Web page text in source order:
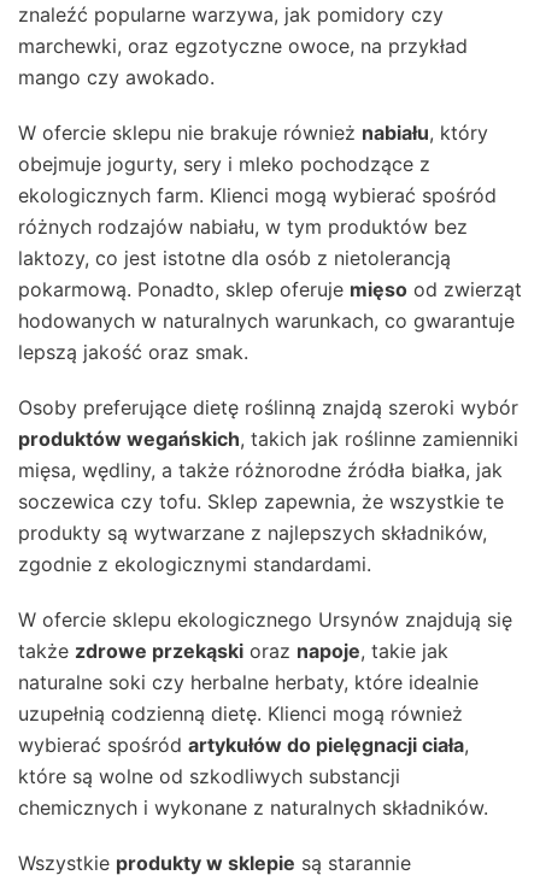
znaleźć popularne warzywa, jak pomidory czy
marchewki, oraz egzotyczne owoce, na przykład
mango czy awokado.
W ofercie sklepu nie brakuje również nabiału, który
obejmuje jogurty, sery i mleko pochodzące z
ekologicznych farm. Klienci mogą wybierać spośród
różnych rodzajów nabiału, w tym produktów bez
laktozy, co jest istotne dla osób z nietolerancją
pokarmową. Ponadto, sklep oferuje mięso od zwierząt
hodowanych w naturalnych warunkach, co gwarantuje
lepszą jakość oraz smak.
Osoby preferujące dietę roślinną znajdą szeroki wybór
produktów wegańskich, takich jak roślinne zamienniki
mięsa, wędliny, a także różnorodne źródła białka, jak
soczewica czy tofu. Sklep zapewnia, że wszystkie te
produkty są wytwarzane z najlepszych składników,
zgodnie z ekologicznymi standardami.
W ofercie sklepu ekologicznego Ursynów znajdują się
także zdrowe przekąski oraz napoje, takie jak
naturalne soki czy herbalne herbaty, które idealnie
uzupełnią codzienną dietę. Klienci mogą również
wybierać spośród artykułów do pielęgnacji ciała,
które są wolne od szkodliwych substancji
chemicznych i wykonane z naturalnych składników.
Wszystkie produkty w sklepie są starannie